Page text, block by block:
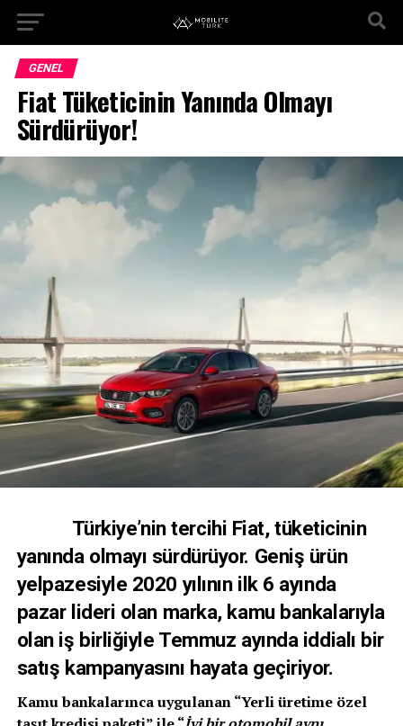
GENEL
Fiat Tüketicinin Yanında Olmayı
Sürdürüyor!
Türkiye’nin tercihi Fiat, tüketicinin
yanında olmayı sürdürüyor. Geniş ürün
yelpazesiyle 2020 yılının ilk 6 ayında
pazar lideri olan marka, kamu bankalarıyla
olan iş birliğiyle Temmuz ayında iddialı bir
satış kampanyasını hayata geçiriyor.
Kamu bankalarınca uygulanan “Yerli üretime özel